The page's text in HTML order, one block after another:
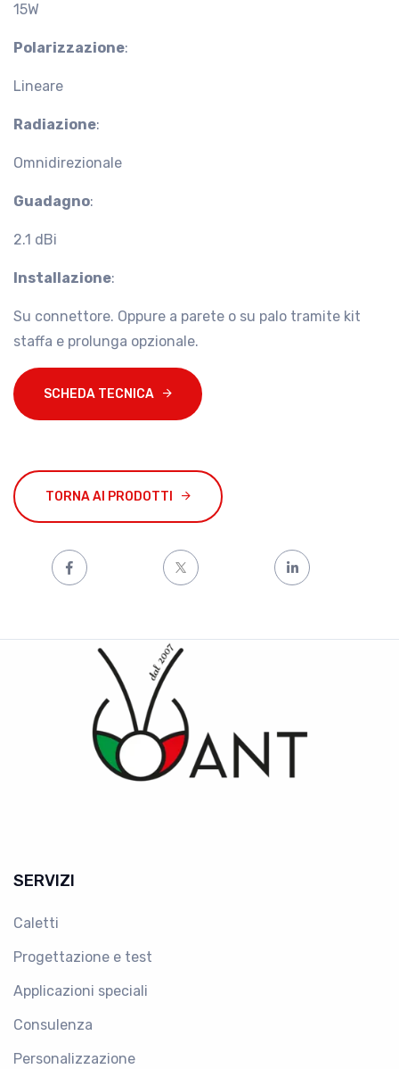
15W
Polarizzazione:
Lineare
Radiazione:
Omnidirezionale
Guadagno:
2.1 dBi
Installazione:
Su connettore. Oppure a parete o su palo tramite kit
staffa e prolunga opzionale.
SCHEDA TECNICA
TORNA AI PRODOTTI
SERVIZI
Caletti
Progettazione e test
Applicazioni speciali
Consulenza
Personalizzazione